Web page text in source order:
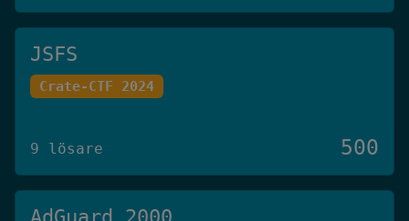
JSFS
Crate-CTF 2024
9 lösare 500